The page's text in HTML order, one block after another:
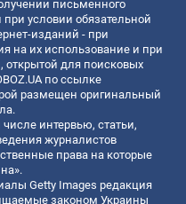
письменного
условии обязательной
изданий - при
на их использование и при
для поисковых
по ссылке
размещен оригинальный
интервью, статьи,
журналистов
права на которые
Getty Images редакция
законом Украины